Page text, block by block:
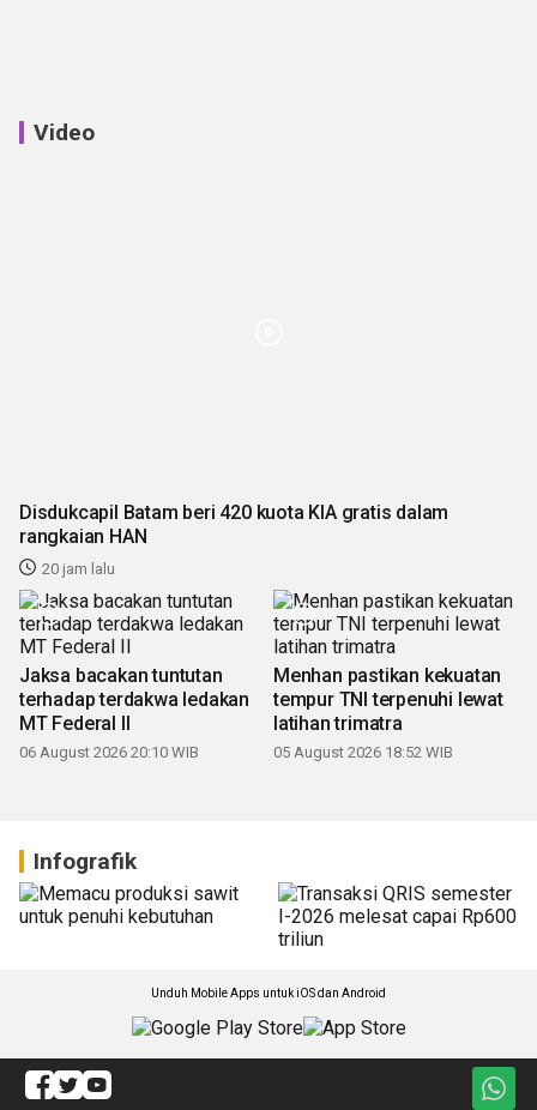
Video
Disdukcapil Batam beri 420 kuota KIA gratis dalam
rangkaian HAN
20 jam lalu
Jaksa bacakan tuntutan
terhadap terdakwa ledakan
MT Federal II
06 August 2026 20:10 WIB
Menhan pastikan kekuatan
tempur TNI terpenuhi lewat
latihan trimatra
05 August 2026 18:52 WIB
Infografik
Unduh Mobile Apps untuk iOS dan Android